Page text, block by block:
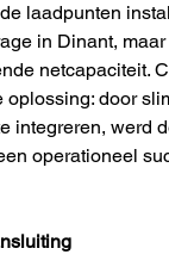
laadpunten
in Dinant,
netcapaciteit.
oplossing: door
integreren, werd
operationeel